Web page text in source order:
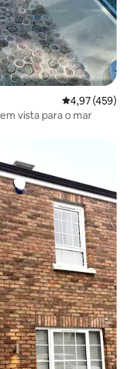
4,97 de uma
4,97 (459)
vista para o mar